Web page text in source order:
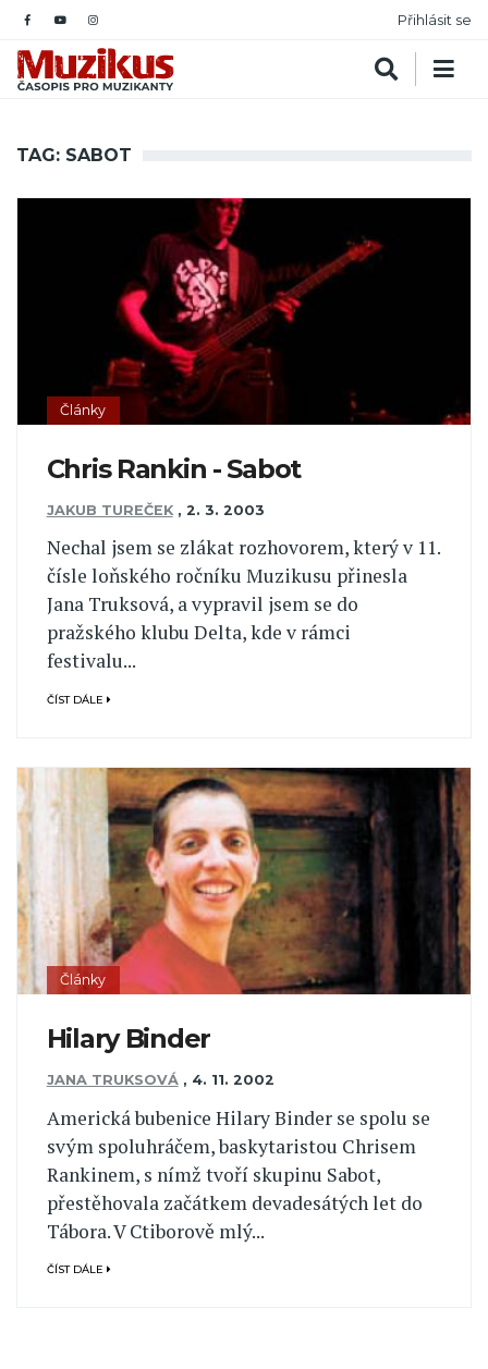
Přihlásit se
TAG: SABOT
Články
Chris Rankin - Sabot
JAKUB TUREČEK , 2. 3. 2003
Nechal jsem se zlákat rozhovorem, který v 11.
čísle loňského ročníku Muzikusu přinesla
Jana Truksová, a vypravil jsem se do
pražského klubu Delta, kde v rámci
festivalu...
ČÍST DÁLE
Články
Hilary Binder
JANA TRUKSOVÁ , 4. 11. 2002
Americká bubenice Hilary Binder se spolu se
svým spoluhráčem, baskytaristou Chrisem
Rankinem, s nímž tvoří skupinu Sabot,
přestěhovala začátkem devadesátých let do
Tábora. V Ctiborově mlý...
ČÍST DÁLE